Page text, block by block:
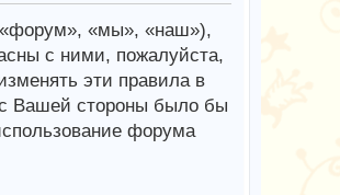
«мы», «наш»),
с ними, пожалуйста,
эти правила в
Вашей стороны было бы
форума